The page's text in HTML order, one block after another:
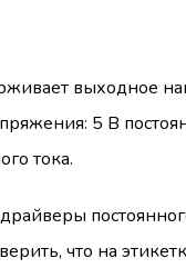
выходное
5 В
тока.
что на